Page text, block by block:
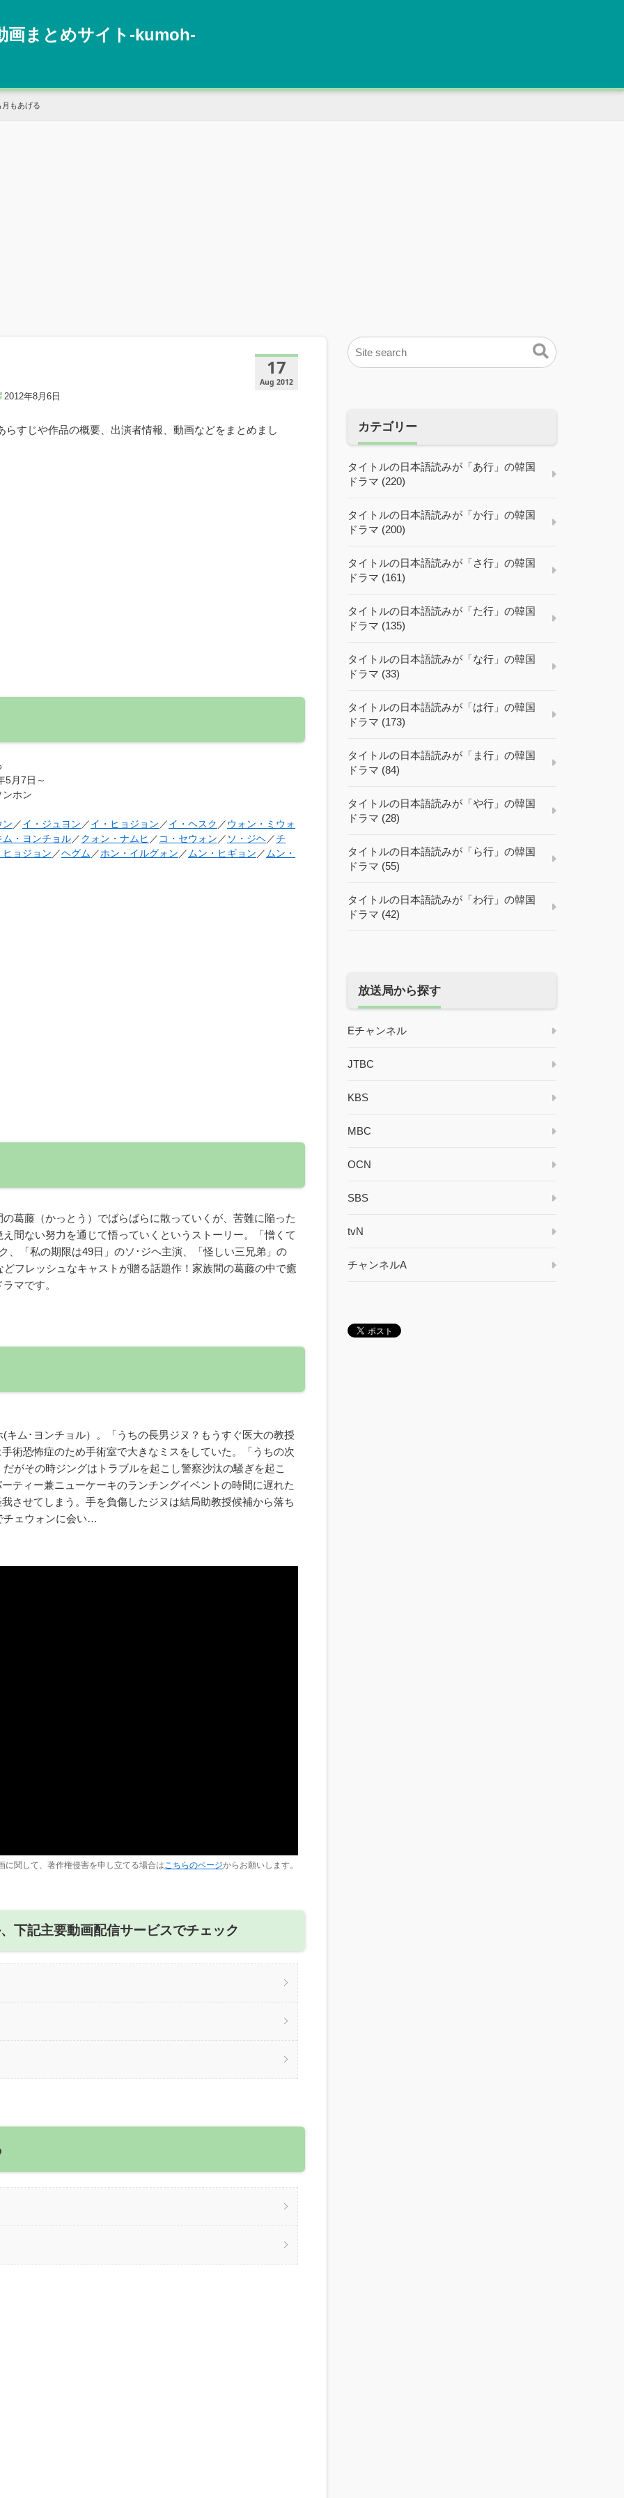
まとめサイト‐kumoh‐
月もあげる
17
Aug 2012
2012年8月6日
すじや作品の概要、出演者情報、動画などをまとめまし
5月7日～
ンホン
ン ／イ・ジュヨン ／イ・ヒョジョン ／イ・ヘスク ／ウォン・ミウォ
ム・ヨンチョル／クォン・ナムヒ ／ コ・セウォン ／ ソ・ジヘ／チ
ヒョジョン ／ヘグム ／ホン・イルグォン ／ ムン・ヒギョン ／ ムン・
葛藤（かっとう）でばらばらに散っていくが、苦難に陥った
間ない努力を通じて悟っていくというストーリー。「憎くて
、「私の期限は49日」のソ･ジヘ主演、「怪しい三兄弟」の
フレッシュなキャストが贈る話題作！家族間の葛藤の中で癒
マです。
ム･ヨンチョル）。「うちの長男ジヌ？もうすぐ医大の教授
術恐怖症のため手術室で大きなミスをしていた。「うちの次
がその時ジングはトラブルを起こし警察沙汰の騒ぎを起こ
ティー兼ニューケーキのランチングイベントの時間に遅れた
させてしまう。手を負傷したジヌは結局助教授候補から落ち
チェウォンに会い…
に関して、著作権侵害を申し立てる場合は こちらのページからお願いします。
下記主要動画配信サービスでチェック
カテゴリー
タイトルの日本語読みが「あ行」の韓国
ドラマ (220)
タイトルの日本語読みが「か行」の韓国
ドラマ (200)
タイトルの日本語読みが「さ行」の韓国
ドラマ (161)
タイトルの日本語読みが「た行」の韓国
ドラマ (135)
タイトルの日本語読みが「な行」の韓国
ドラマ (33)
タイトルの日本語読みが「は行」の韓国
ドラマ (173)
タイトルの日本語読みが「ま行」の韓国
ドラマ (84)
タイトルの日本語読みが「や行」の韓国
ドラマ (28)
タイトルの日本語読みが「ら行」の韓国
ドラマ (55)
タイトルの日本語読みが「わ行」の韓国
ドラマ (42)
放送局から探す
Eチャンネル
JTBC
KBS
MBC
OCN
SBS
tvN
チャンネルA